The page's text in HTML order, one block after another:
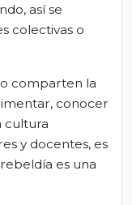
así se
colectivas o
comparten la
conocer
cultura
y docentes, es
es una